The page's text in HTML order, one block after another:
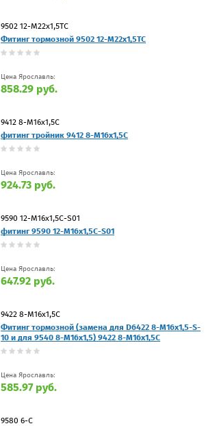
9502 12-M22x1,5ТС
Фитинг тормозной 9502 12-M22x1,5ТС
Цена Ярославль:
858.29 руб.
9412 8-М16х1,5С
фитинг тройник 9412 8-М16х1,5С
Цена Ярославль:
924.73 руб.
9590 12-M16x1,5C-S01
фитинг 9590 12-M16x1,5C-S01
Цена Ярославль:
647.92 руб.
9422 8-M16x1,5C
Фитинг тормозной (замена для D6422 8-M16x1,5-S-
10 и для 9540 8-M16x1,5) 9422 8-M16x1,5C
Цена Ярославль:
585.97 руб.
9580 6-С